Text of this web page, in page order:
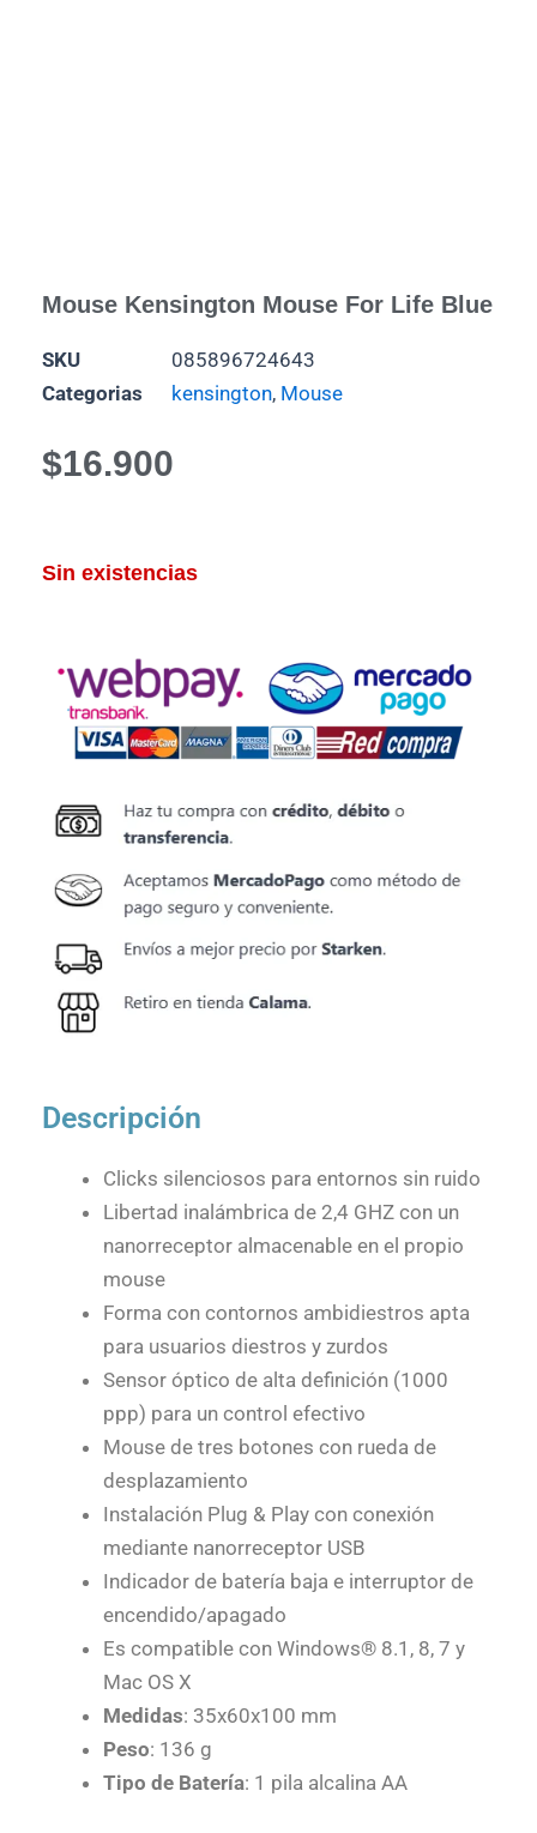
Mouse Kensington Mouse For Life Blue
SKU
085896724643
Categorias
kensington, Mouse
$16.900
Sin existencias
Descripción
Clicks silenciosos para entornos sin ruido
Libertad inalámbrica de 2,4 GHZ con un
nanorreceptor almacenable en el propio
mouse
Forma con contornos ambidiestros apta
para usuarios diestros y zurdos
Sensor óptico de alta definición (1000
ppp) para un control efectivo
Mouse de tres botones con rueda de
desplazamiento
Instalación Plug & Play con conexión
mediante nanorreceptor USB
Indicador de batería baja e interruptor de
encendido/apagado
Es compatible con Windows® 8.1, 8, 7 y
Mac OS X
Medidas: 35x60x100 mm
Peso: 136 g
Tipo de Batería: 1 pila alcalina AA